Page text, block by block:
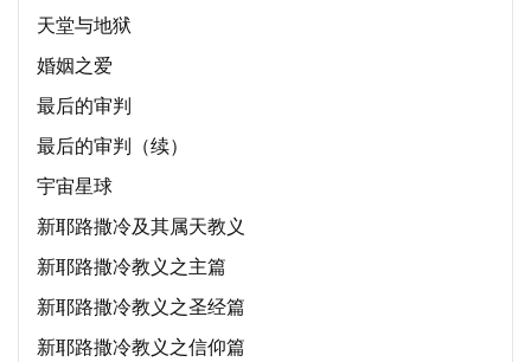
天堂与地狱
婚姻之爱
最后的审判
最后的审判（续）
宇宙星球
新耶路撒冷及其属天教义
新耶路撒冷教义之主篇
新耶路撒冷教义之圣经篇
新耶路撒冷教义之信仰篇